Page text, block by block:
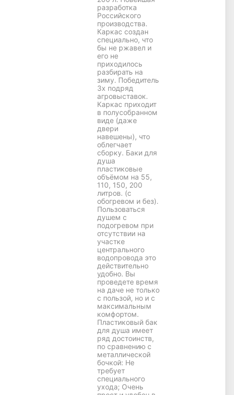
разработка
Российского
производства.
Каркас создан
специально, что
бы не ржавел и
его не
приходилось
разбирать на
зиму. Победитель
3х подряд
агровыставок.
Каркас приходит
в полусобранном
виде (даже
двери
навешены), что
облегчает
сборку. Баки для
душа
пластиковые
объёмом на 55,
110, 150, 200
литров. (с
обогревом и без).
Пользоваться
душем с
подогревом при
отсутствии на
участке
центрального
водопровода это
действительно
удобно. Вы
проведете время
на даче не только
с пользой, но и с
максимальным
комфортом.
Пластиковый бак
для душа имеет
ряд достоинств,
по сравнению с
металлической
бочкой: Не
требует
специального
ухода; Очень